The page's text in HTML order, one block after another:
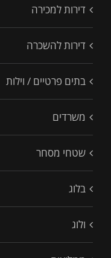
דירות למכירה
דירות להשכרה
בתים פרטיים / וילות
משרדים
שטחי מסחר
בלוג
ולוג